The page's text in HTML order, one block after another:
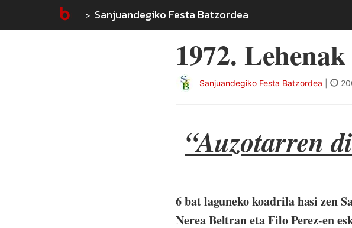
Sanjuandegiko Festa Batzordea
1972. Lehenak
Sanjuandegiko Festa Batzordea
“Auzotarren
6 bat laguneko koadrila hasi zen
Nerea Beltran eta Filo Perez-en